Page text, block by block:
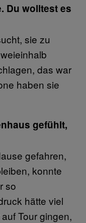
Du wolltest es
sie zu
das war
haben sie
gefühlt,
gefahren,
konnte
so
hätte viel
Tour gingen,